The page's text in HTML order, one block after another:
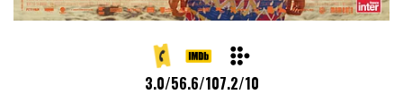
3.0/56.6/107.2/10